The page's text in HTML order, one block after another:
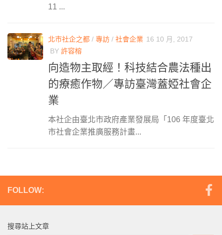
11 ...
北市社企之都 / 專訪 / 社會企業 16 10 月, 2017
BY 許容榕
向造物主取經！科技結合農法種出
的療癒作物／專訪臺灣蓋婭社會企
業
本社企由臺北市政府產業發展局「106 年度臺北
市社會企業推廣服務計畫...
FOLLOW:
搜尋站上文章